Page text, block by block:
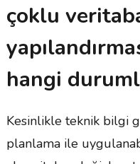
çoklu
hangi
Kesinlikle teknik bilgi
planlama ile